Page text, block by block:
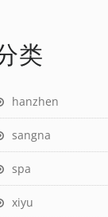
类
hanzhen
sangna
spa
xiyu